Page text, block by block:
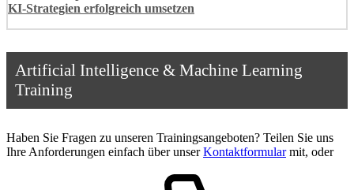
KI-Strategien erfolgreich umsetzen
Artificial Intelligence & Machine Learning
Training
Haben Sie Fragen zu unseren Trainingsangeboten? Teilen Sie uns
Ihre Anforderungen einfach über unserKontaktformularmit, oder